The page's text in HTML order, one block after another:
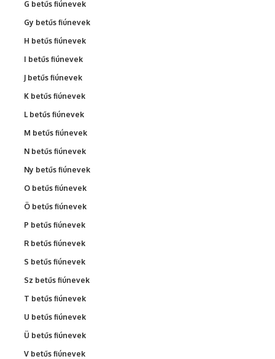
G betűs fiúnevek
Gy betűs fiúnevek
H betűs fiúnevek
I betűs fiúnevek
J betűs fiúnevek
K betűs fiúnevek
L betűs fiúnevek
M betűs fiúnevek
N betűs fiúnevek
Ny betűs fiúnevek
O betűs fiúnevek
Ö betűs fiúnevek
P betűs fiúnevek
R betűs fiúnevek
S betűs fiúnevek
Sz betűs fiúnevek
T betűs fiúnevek
U betűs fiúnevek
Ü betűs fiúnevek
V betűs fiúnevek